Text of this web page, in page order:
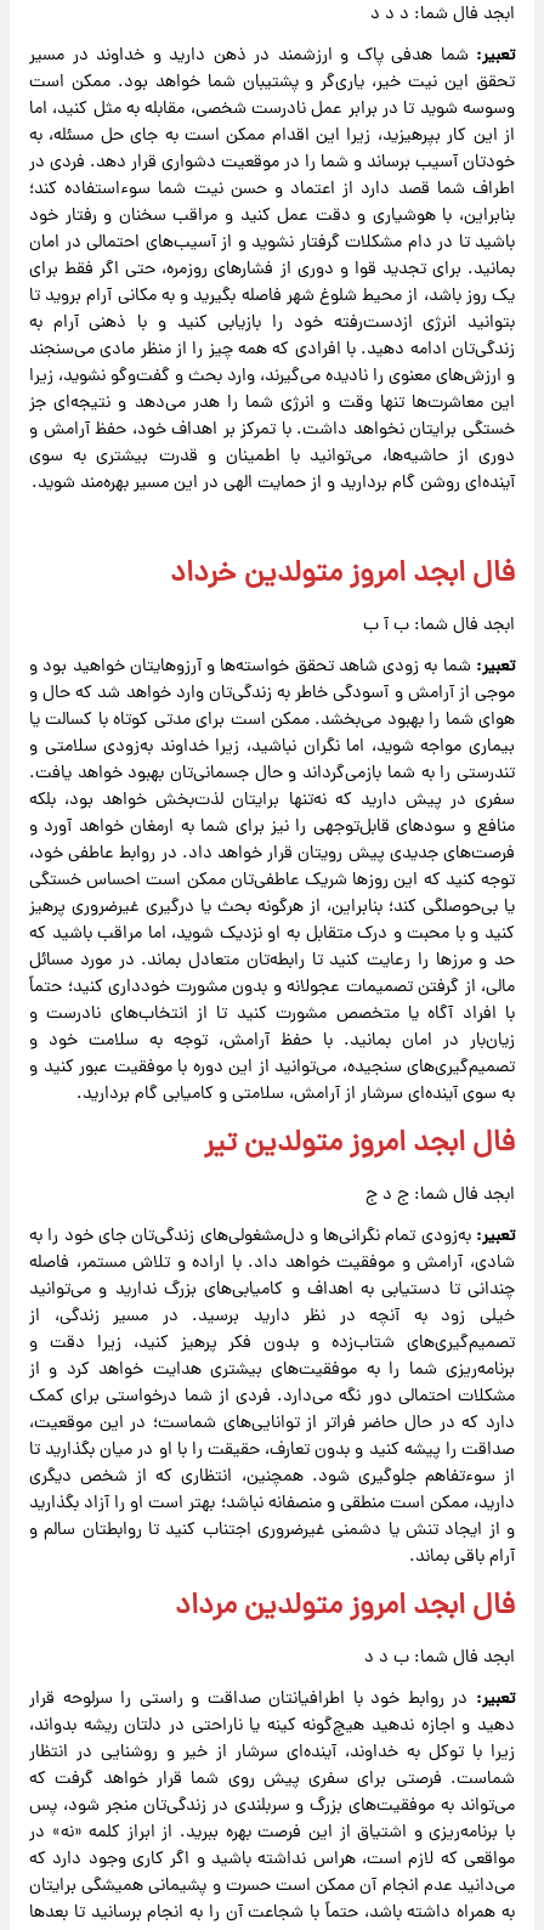
ابجد فال شما: د د د
تعبیر: شما هدفی پاک و ارزشمند در ذهن دارید و خداوند در مسیر
تحقق این نیت خیر، یاری‌گر و پشتیبان شما خواهد بود. ممکن است
وسوسه شوید تا در برابر عمل نادرست شخصی، مقابله به مثل کنید، اما
از این کار بپرهیزید، زیرا این اقدام ممکن است به جای حل مسئله، به
خودتان آسیب برساند و شما را در موقعیت دشواری قرار دهد. فردی در
اطراف شما قصد دارد از اعتماد و حسن نیت شما سوءاستفاده کند؛
بنابراین، با هوشیاری و دقت عمل کنید و مراقب سخنان و رفتار خود
باشید تا در دام مشکلات گرفتار نشوید و از آسیب‌های احتمالی در امان
بمانید. برای تجدید قوا و دوری از فشارهای روزمره، حتی اگر فقط برای
یک روز باشد، از محیط شلوغ شهر فاصله بگیرید و به مکانی آرام بروید تا
بتوانید انرژی ازدست‌رفته خود را بازیابی کنید و با ذهنی آرام به
زندگی‌تان ادامه دهید. با افرادی که همه چیز را از منظر مادی می‌سنجند
و ارزش‌های معنوی را نادیده می‌گیرند، وارد بحث و گفت‌وگو نشوید، زیرا
این معاشرت‌ها تنها وقت و انرژی شما را هدر می‌دهد و نتیجه‌ای جز
خستگی برایتان نخواهد داشت. با تمرکز بر اهداف خود، حفظ آرامش و
دوری از حاشیه‌ها، می‌توانید با اطمینان و قدرت بیشتری به سوی
آینده‌ای روشن گام بردارید و از حمایت الهی در این مسیر بهره‌مند شوید.
فال ابجد امروز متولدین خرداد
ابجد فال شما: ب آ ب
تعبیر: شما به زودی شاهد تحقق خواسته‌ها و آرزوهایتان خواهید بود و
موجی از آرامش و آسودگی خاطر به زندگی‌تان وارد خواهد شد که حال و
هوای شما را بهبود می‌بخشد. ممکن است برای مدتی کوتاه با کسالت یا
بیماری مواجه شوید، اما نگران نباشید، زیرا خداوند به‌زودی سلامتی و
تندرستی را به شما بازمی‌گرداند و حال جسمانی‌تان بهبود خواهد یافت.
سفری در پیش دارید که نه‌تنها برایتان لذت‌بخش خواهد بود، بلکه
منافع و سودهای قابل‌توجهی را نیز برای شما به ارمغان خواهد آورد و
فرصت‌های جدیدی پیش رویتان قرار خواهد داد. در روابط عاطفی خود،
توجه کنید که این روزها شریک عاطفی‌تان ممکن است احساس خستگی
یا بی‌حوصلگی کند؛ بنابراین، از هرگونه بحث یا درگیری غیرضروری پرهیز
کنید و با محبت و درک متقابل به او نزدیک شوید، اما مراقب باشید که
حد و مرزها را رعایت کنید تا رابطه‌تان متعادل بماند. در مورد مسائل
مالی، از گرفتن تصمیمات عجولانه و بدون مشورت خودداری کنید؛ حتماً
با افراد آگاه یا متخصص مشورت کنید تا از انتخاب‌های نادرست و
زیان‌بار در امان بمانید. با حفظ آرامش، توجه به سلامت خود و
تصمیم‌گیری‌های سنجیده، می‌توانید از این دوره با موفقیت عبور کنید و
به سوی آینده‌ای سرشار از آرامش، سلامتی و کامیابی گام بردارید.
فال ابجد امروز متولدین تیر
ابجد فال شما: ج د ج
تعبیر: به‌زودی تمام نگرانی‌ها و دل‌مشغولی‌های زندگی‌تان جای خود را به
شادی، آرامش و موفقیت خواهد داد. با اراده و تلاش مستمر، فاصله
چندانی تا دستیابی به اهداف و کامیابی‌های بزرگ ندارید و می‌توانید
خیلی زود به آنچه در نظر دارید برسید. در مسیر زندگی، از
تصمیم‌گیری‌های شتاب‌زده و بدون فکر پرهیز کنید، زیرا دقت و
برنامه‌ریزی شما را به موفقیت‌های بیشتری هدایت خواهد کرد و از
مشکلات احتمالی دور نگه می‌دارد. فردی از شما درخواستی برای کمک
دارد که در حال حاضر فراتر از توانایی‌های شماست؛ در این موقعیت،
صداقت را پیشه کنید و بدون تعارف، حقیقت را با او در میان بگذارید تا
از سوءتفاهم جلوگیری شود. همچنین، انتظاری که از شخص دیگری
دارید، ممکن است منطقی و منصفانه نباشد؛ بهتر است او را آزاد بگذارید
و از ایجاد تنش یا دشمنی غیرضروری اجتناب کنید تا روابطتان سالم و
آرام باقی بماند.
فال ابجد امروز متولدین مرداد
ابجد فال شما: ب د د
تعبیر: در روابط خود با اطرافیانتان صداقت و راستی را سرلوحه قرار
دهید و اجازه ندهید هیچ‌گونه کینه یا ناراحتی در دلتان ریشه بدواند،
زیرا با توکل به خداوند، آینده‌ای سرشار از خیر و روشنایی در انتظار
شماست. فرصتی برای سفری پیش روی شما قرار خواهد گرفت که
می‌تواند به موفقیت‌های بزرگ و سربلندی در زندگی‌تان منجر شود، پس
با برنامه‌ریزی و اشتیاق از این فرصت بهره ببرید. از ابراز کلمه «نه» در
مواقعی که لازم است، هراس نداشته باشید و اگر کاری وجود دارد که
می‌دانید عدم انجام آن ممکن است حسرت و پشیمانی همیشگی برایتان
به همراه داشته باشد، حتماً با شجاعت آن را به انجام برسانید تا بعدها